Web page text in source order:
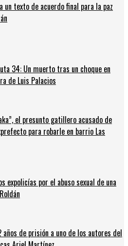
un texto de acuerdo final para la paz
34: Un muerto tras un choque en
de Luis Palacios
el presunto gatillero acusado de
para robarle en barrio Las
expolicías por el abuso sexual de una
años de prisión a uno de los autores del